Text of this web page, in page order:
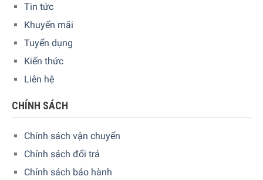
Tin tức
Khuyến mãi
Tuyển dụng
Kiến thức
Liên hệ
CHÍNH SÁCH
Chính sách vận chuyển
Chính sách đổi trả
Chính sách bảo hành